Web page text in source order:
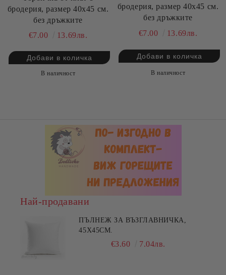
бродерия, размер 40х45 см.
без дръжките
€7.00
13.69лв.
В наличност
бродерия, размер 40х45 см.
без дръжките
€7.00
13.69лв.
В наличност
Най-продавани
ПЪЛНЕЖ ЗА ВЪЗГЛАВНИЧКА,
45X45СМ.
€3.60 7.04лв.